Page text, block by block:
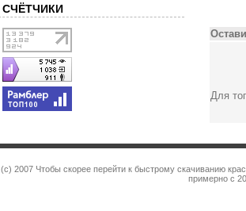
Для
СЧЁТЧИКИ
(c) 2007 Чтобы скорее перейти к быстрому скачиванию
примерно с